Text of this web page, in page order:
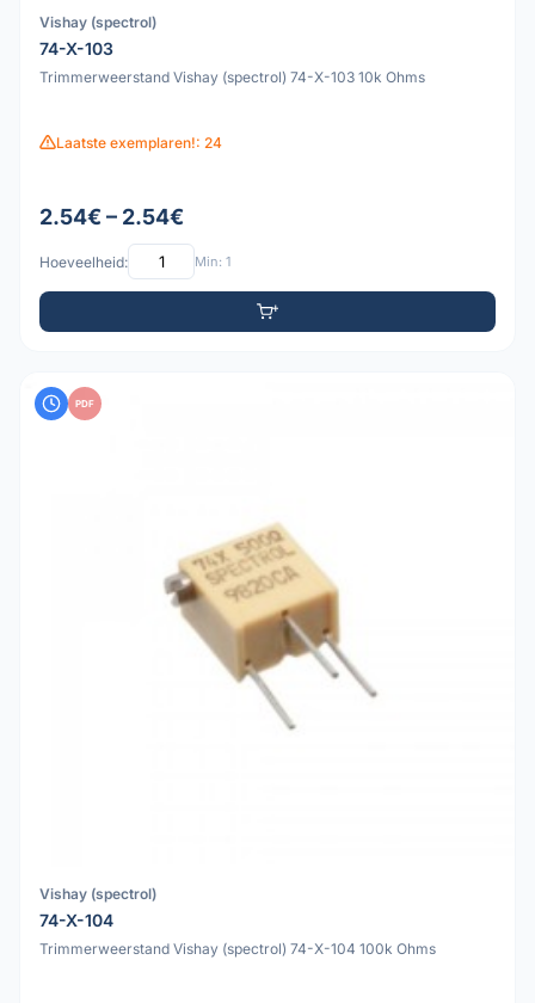
Vishay (spectrol)
74-X-103
Trimmerweerstand Vishay (spectrol) 74-X-103 10k Ohms
Laatste exemplaren!: 24
2.54€ – 2.54€
Hoeveelheid: Min: 1
PDF
Vishay (spectrol)
74-X-104
Trimmerweerstand Vishay (spectrol) 74-X-104 100k Ohms